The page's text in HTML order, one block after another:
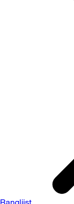
Ranglijst